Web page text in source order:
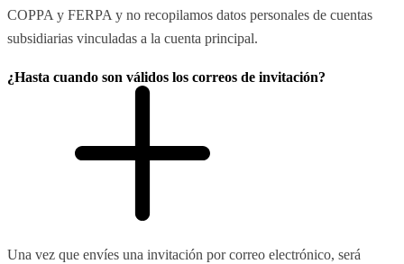
COPPA y FERPA y no recopilamos datos personales de cuentas
subsidiarias vinculadas a la cuenta principal.
¿Hasta cuando son válidos los correos de invitación?
Una vez que envíes una invitación por correo electrónico, será